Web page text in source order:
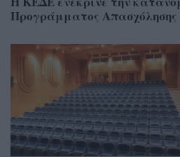
Προγράμματος Απασχόλησης